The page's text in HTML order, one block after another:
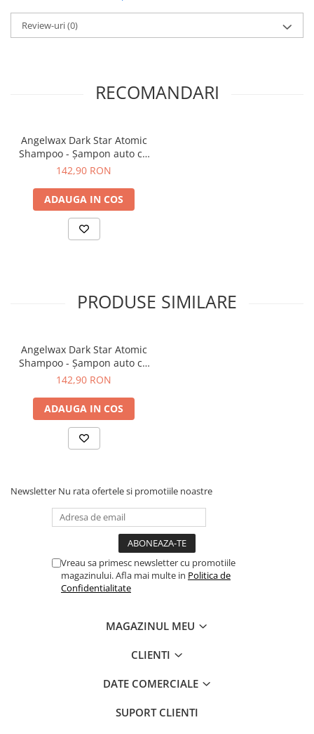
Atenție!
- Este necesar ca produsul sa fie aplicat intr-un
- Umiditatea nu trebuie sa depășească 50
- Timp de uscare (fără lampă IR) 12 ore
- A nu se spăla in primele 10 zile de la aplicare
Designed, Formulated and Manufactured in the
UK by Angelwax Ltd
Review-uri(0)
RECOMANDARI
Angelwax Dark Star Atomic
Shampoo - Şampon auto cu
infuzie de Graphen (500ml)
142,90 RON
ADAUGA IN COS
PRODUSE SIMILARE
Angelwax Dark Star Atomic
Shampoo - Şampon auto cu
infuzie de Graphen (500ml)
142,90 RON
ADAUGA IN COS
Newsletter Nu rata ofertele si promotiile noastre
Vreau sa primesc newsletter cu promotiile
magazinului. Afla mai multe in Politica de
Confidentialitate
MAGAZINUL MEU
CLIENTI
DATE COMERCIALE
SUPORT CLIENTI